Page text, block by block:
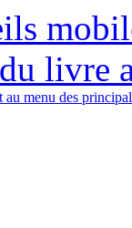
livre
menu des